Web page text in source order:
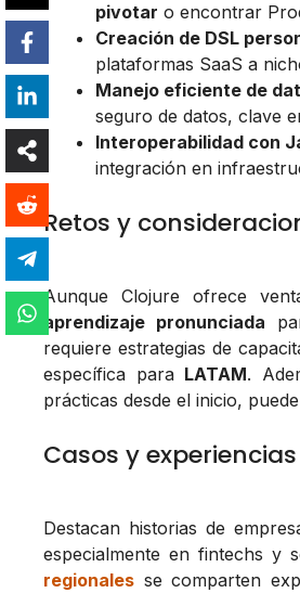
pivotar o encontrar
Creación de DSL
plataformas SaaS a
Manejo eficiente de
seguro de datos, clave
Interoperabilidad con
integración en
Retos y
Aunque Clojure ofrece
aprendizaje pronunciada
requiere estrategias de
específica para LATAM.
prácticas desde el inicio,
Casos y
Destacan historias de
especialmente en fintechs y
regionales se comparten